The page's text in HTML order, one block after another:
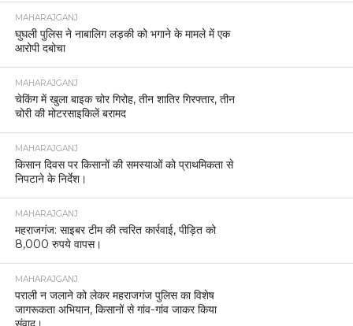
MAHARAJGANJ
घुघली पुलिस ने नाबालिग लड़की को भगाने के मामले में एक
आरोपी दबोचा
MAHARAJGANJ
चेकिंग में खुला बाइक चोर गिरोह, तीन शातिर गिरफ्तार, तीन
चोरी की मोटरसाइकिलें बरामद
MAHARAJGANJ
किसान दिवस पर किसानों की समस्याओं को प्राथमिकता से
निपटाने के निर्देश।
MAHARAJGANJ
महराजगंज: साइबर टीम की त्वरित कार्रवाई, पीड़ित को
8,000 रुपये वापस।
MAHARAJGANJ
पराली न जलाने को लेकर महराजगंज पुलिस का विशेष
जागरूकता अभियान, किसानों से गांव-गांव जाकर किया